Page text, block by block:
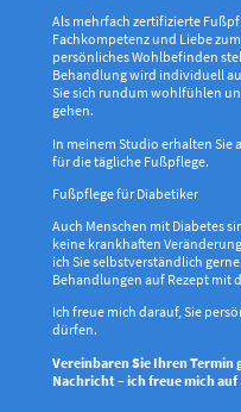
Als mehrfach zertifizierte
Fachkompetenz und Liebe
persönliches Wohlbefinden
Behandlung wird individuell
Sie sich rundum wohlfühlen
gehen.
In meinem Studio erhalten
für die tägliche Fußpflege.
Fußpflege für Diabetiker
Auch Menschen mit Diabetes
keine krankhaften
ich Sie selbstverständlich
Behandlungen auf Rezept mit
Ich freue mich darauf, Sie
dürfen.
Vereinbaren Sie Ihren
Nachricht – ich freue mich auf